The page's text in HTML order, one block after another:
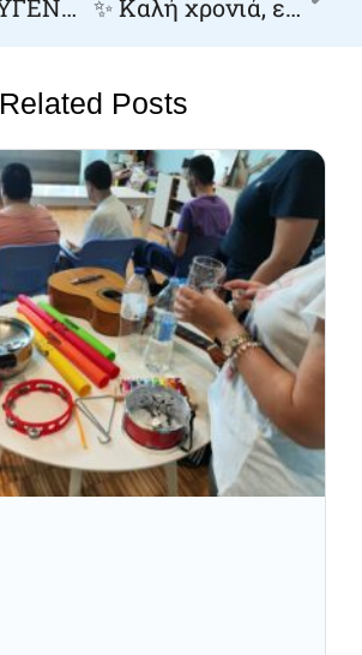
🎄ΧΡΙΣΤΟΥΓΕΝΝΙΑΤΙΚΟ BAZZAR🎅 ✨ Καλή χρονιά, ευτυχισμένο το 2026! ✨
Related Posts